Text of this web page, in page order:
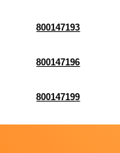
800147193
800147196
800147199